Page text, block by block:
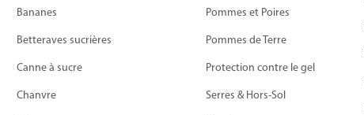
Bananes
Betteraves sucrières
Canne à sucre
Chanvre
Pommes et Poires
Pommes de Terre
Protection contre le gel
Serres & Hors-Sol